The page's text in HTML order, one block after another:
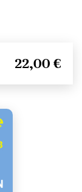
22,00 €